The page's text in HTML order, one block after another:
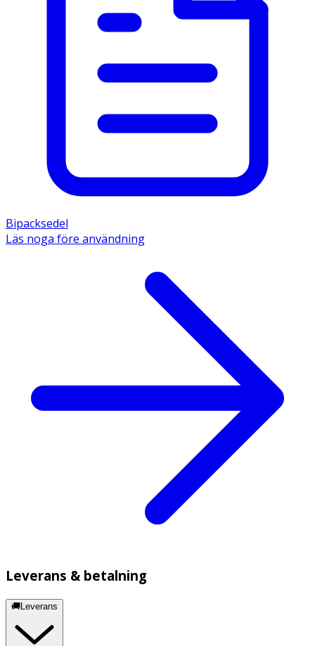
Bipacksedel
Läs noga före användning
Leverans & betalning
🚚Leverans